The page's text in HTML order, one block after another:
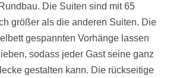
Die Suiten sind mit 65
größer als die anderen Suiten. Die
gespannten Vorhänge lassen
sodass jeder Gast seine ganz
gestalten kann. Die rückseitige